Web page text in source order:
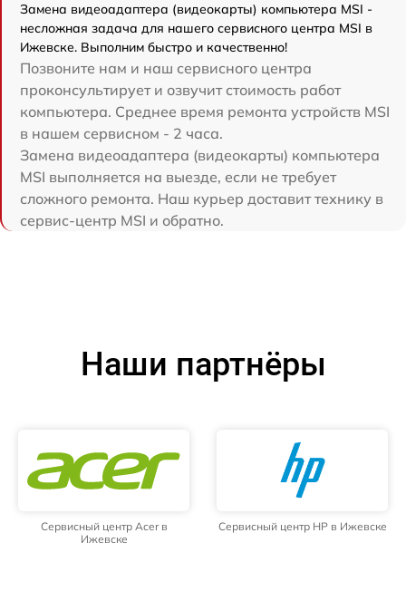
Замена видеоадаптера (видеокарты) компьютера MSI -
несложная задача для нашего сервисного центра MSI в
Ижевске. Выполним быстро и качественно!
Позвоните нам и наш сервисного центра
проконсультирует и озвучит стоимость работ
компьютера. Среднее время ремонта устройств MSI
в нашем сервисном - 2 часа.
Замена видеоадаптера (видеокарты) компьютера
MSI выполняется на выезде, если не требует
сложного ремонта. Наш курьер доставит технику в
сервис-центр MSI и обратно.
Наши партнёры
Сервисный центр Acer в
Ижевске
Сервисный центр HP в Ижевске